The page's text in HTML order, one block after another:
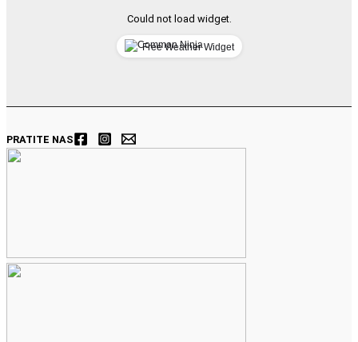
Could not load widget.
Free Weather Widget
PRATITE NAS